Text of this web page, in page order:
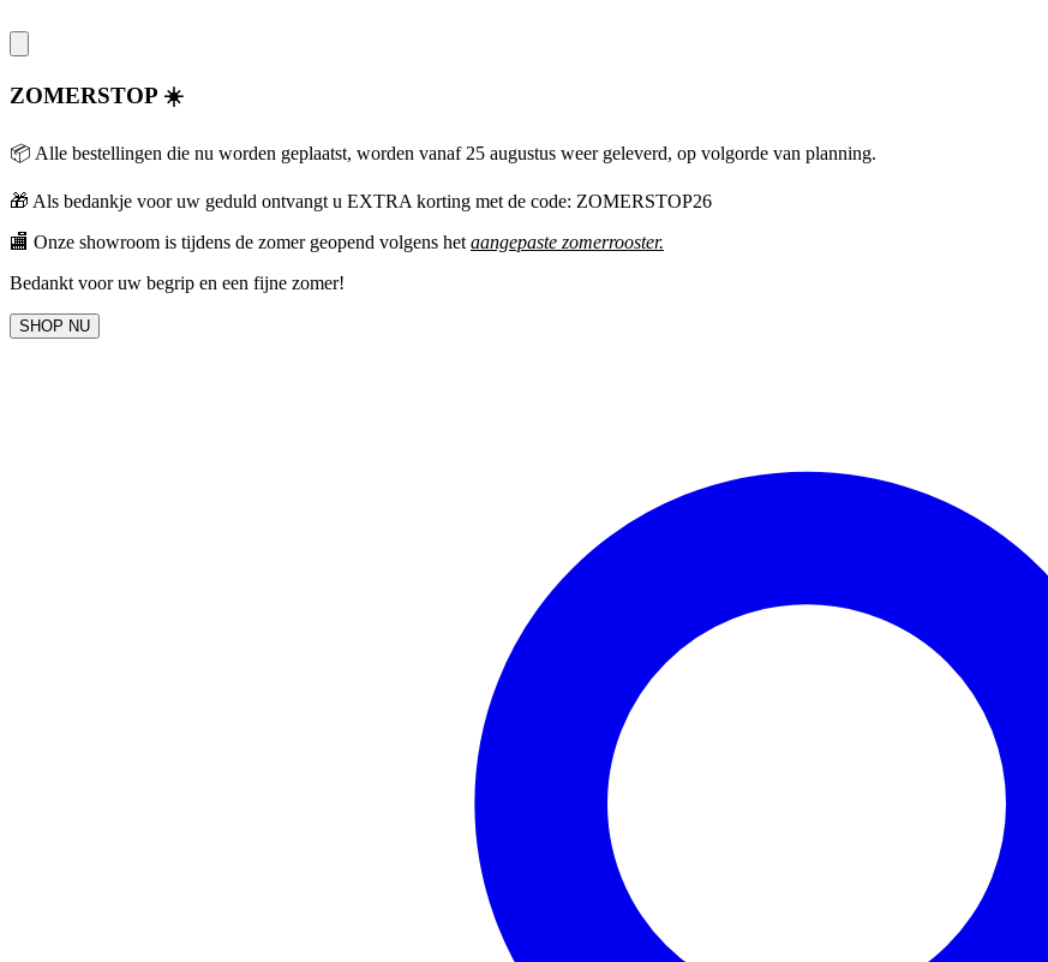
ZOMERSTOP ☀️
📦 Alle bestellingen die nu worden geplaatst, worden vanaf 25 augustus weer geleverd, op volgorde van planning.
🎁 Als bedankje voor uw geduld ontvangt u EXTRA korting met de code: ZOMERSTOP26
🏬 Onze showroom is tijdens de zomer geopend volgens hetaangepaste zomerrooster.
Bedankt voor uw begrip en een fijne zomer!
SHOP NU